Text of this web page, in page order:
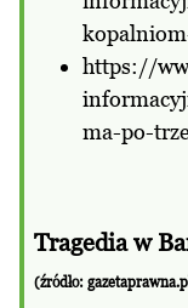
https://
ma-po-
Tragedia w
(źródło: